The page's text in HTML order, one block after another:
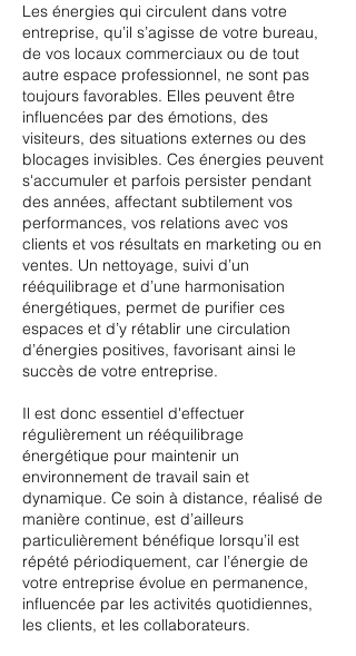
Les énergies qui circulent dans votre
entreprise, qu’il s’agisse de votre bureau,
de vos locaux commerciaux ou de tout
autre espace professionnel, ne sont pas
toujours favorables. Elles peuvent être
influencées par des émotions, des
visiteurs, des situations externes ou des
blocages invisibles. Ces énergies peuvent
s'accumuler et parfois persister pendant
des années, affectant subtilement vos
performances, vos relations avec vos
clients et vos résultats en marketing ou en
ventes. Un nettoyage, suivi d’un
rééquilibrage et d’une harmonisation
énergétiques, permet de purifier ces
espaces et d’y rétablir une circulation
d’énergies positives, favorisant ainsi le
succès de votre entreprise.
Il est donc essentiel d'effectuer
régulièrement un rééquilibrage
énergétique pour maintenir un
environnement de travail sain et
dynamique. Ce soin à distance, réalisé de
manière continue, est d’ailleurs
particulièrement bénéfique lorsqu’il est
répété périodiquement, car l’énergie de
votre entreprise évolue en permanence,
influencée par les activités quotidiennes,
les clients, et les collaborateurs.